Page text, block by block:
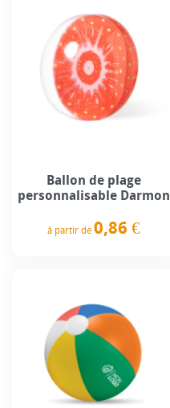
Ballon de plage
personnalisable Darmon
à partir de 0,86 €